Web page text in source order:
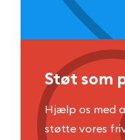
Støt som
Hjælp os med
støtte vores